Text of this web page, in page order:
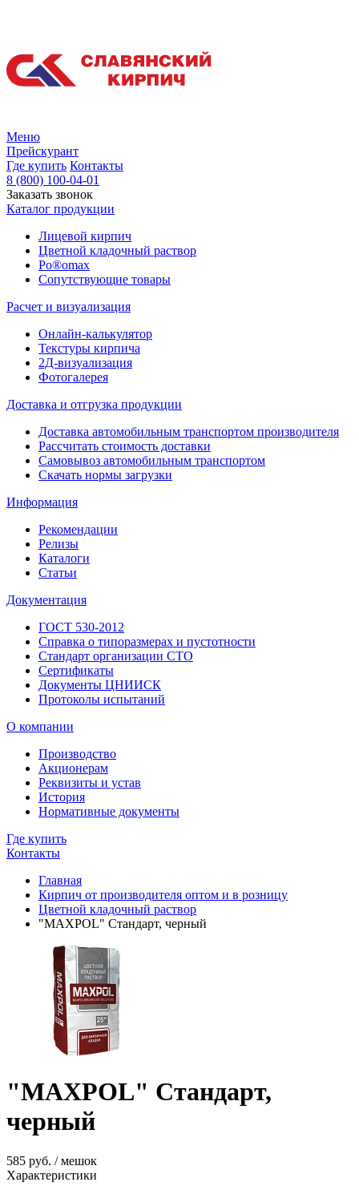
Меню
Прейскурант
Где купить Контакты
8 (800) 100-04-01
Заказать звонок
Каталог продукции
Лицевой кирпич
Цветной кладочный раствор
Po®omax
Сопутствующие товары
Расчет и визуализация
Онлайн-калькулятор
Текстуры кирпича
2Д-визуализация
Фотогалерея
Доставка и отгрузка продукции
Доставка автомобильным транспортом производителя
Рассчитать стоимость доставки
Самовывоз автомобильным транспортом
Скачать нормы загрузки
Информация
Рекомендации
Релизы
Каталоги
Статьи
Документация
ГОСТ 530-2012
Справка о типоразмерах и пустотности
Стандарт организации СТО
Сертификаты
Документы ЦНИИСК
Протоколы испытаний
О компании
Производство
Акционерам
Реквизиты и устав
История
Нормативные документы
Где купить
Контакты
Главная
Кирпич от производителя оптом и в розницу
Цветной кладочный раствор
"MAXPOL" Стандарт, черный
"MAXPOL" Стандарт,
черный
585 руб. / мешок
Характеристики